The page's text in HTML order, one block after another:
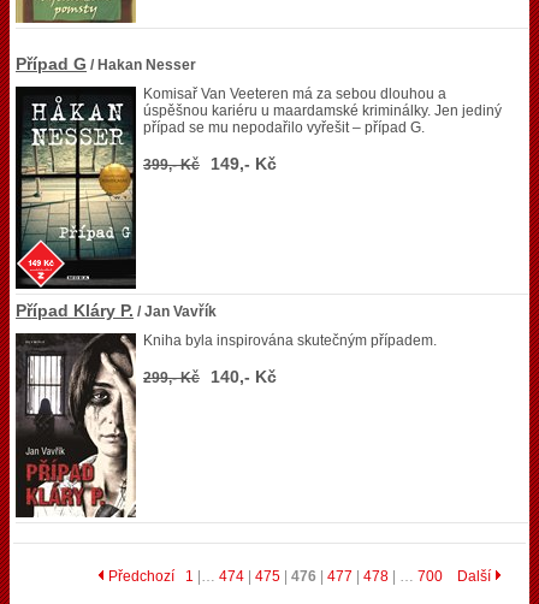
Případ G / Hakan Nesser
Komisař Van Veeteren má za sebou dlouhou a
úspěšnou kariéru u maardamské kriminálky. Jen jediný
případ se mu nepodařilo vyřešit – případ G.
399,- Kč 149,- Kč
Případ Kláry P. / Jan Vavřík
Kniha byla inspirována skutečným případem.
299,- Kč 140,- Kč
Předchozí 1 |… 474 475 476 477 478 | … 700 Další